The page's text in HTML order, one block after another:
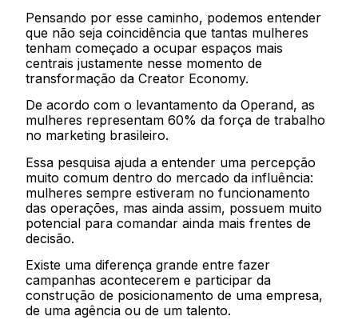
Pensando por esse caminho, podemos entender
que não seja coincidência que tantas mulheres
tenham começado a ocupar espaços mais
centrais justamente nesse momento de
transformação da Creator Economy.
De acordo com o levantamento da Operand, as
mulheres representam 60% da força de trabalho
no marketing brasileiro.
Essa pesquisa ajuda a entender uma percepção
muito comum dentro do mercado da influência:
mulheres sempre estiveram no funcionamento
das operações, mas ainda assim, possuem muito
potencial para comandar ainda mais frentes de
decisão.
Existe uma diferença grande entre fazer
campanhas acontecerem e participar da
construção de posicionamento de uma empresa,
de uma agência ou de um talento.